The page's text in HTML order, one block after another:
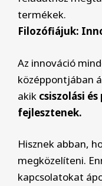
termékek.
Filozófiájuk:
Az innováció
középpontjában
akik csiszolási
fejlesztenek.
Hisznek abban,
megközelíteni.
kapcsolatokat